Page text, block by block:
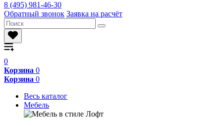
8 (495) 981-46-30
Обратный звонок Заявка на расчёт
0
Корзина 0
Корзина 0
Весь каталог
Мебель